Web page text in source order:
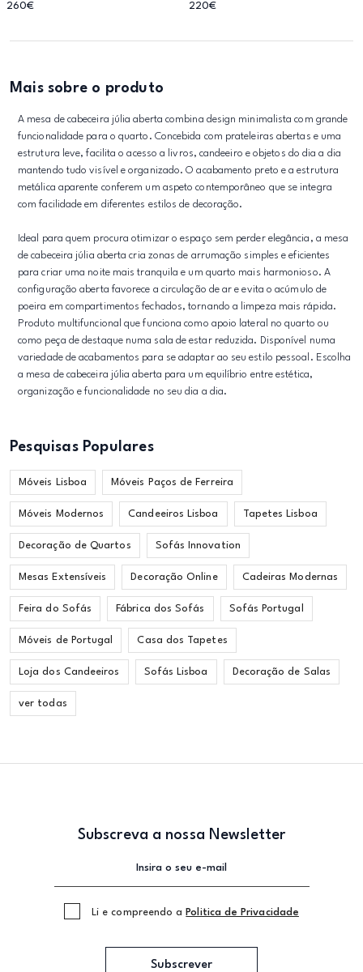
260€ 220€
Mais sobre o produto
A mesa de cabeceira júlia aberta combina design minimalista com grande
funcionalidade para o quarto. Concebida com prateleiras abertas e uma
estrutura leve, facilita o acesso a livros, candeeiro e objetos do dia a dia
mantendo tudo visível e organizado. O acabamento preto e a estrutura
metálica aparente conferem um aspeto contemporâneo que se integra
com facilidade em diferentes estilos de decoração.
Ideal para quem procura otimizar o espaço sem perder elegância, a mesa
de cabeceira júlia aberta cria zonas de arrumação simples e eficientes
para criar uma noite mais tranquila e um quarto mais harmonioso. A
configuração aberta favorece a circulação de ar e evita o acúmulo de
poeira em compartimentos fechados, tornando a limpeza mais rápida.
Produto multifuncional que funciona como apoio lateral no quarto ou
como peça de destaque numa sala de estar reduzida. Disponível numa
variedade de acabamentos para se adaptar ao seu estilo pessoal. Escolha
a mesa de cabeceira júlia aberta para um equilíbrio entre estética,
organização e funcionalidade no seu dia a dia.
Pesquisas Populares
Móveis Lisboa Móveis Paços de Ferreira
Móveis Modernos Candeeiros Lisboa Tapetes Lisboa
Decoração de Quartos Sofás Innovation
Mesas Extensíveis Decoração Online Cadeiras Modernas
Feira do Sofás Fábrica dos Sofás Sofás Portugal
Móveis de Portugal Casa dos Tapetes
Loja dos Candeeiros Sofás Lisboa Decoração de Salas
ver todas
Subscreva a nossa Newsletter
Li e compreendo a Politica de Privacidade
Subscrever